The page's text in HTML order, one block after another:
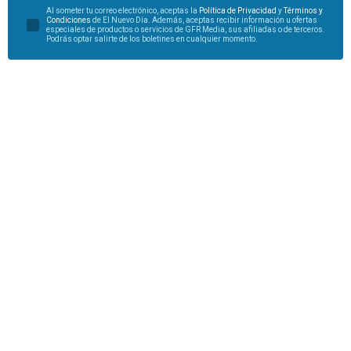
Al someter tu correo electrónico, aceptas la Política de Privacidad yTérminos y
Condiciones de El Nuevo Día. Además, aceptas recibir información u ofertas
especiales de productos o servicios de GFR Media, sus afiliadas o de terceros.
Podrás optar salirte de los boletines en cualquier momento.